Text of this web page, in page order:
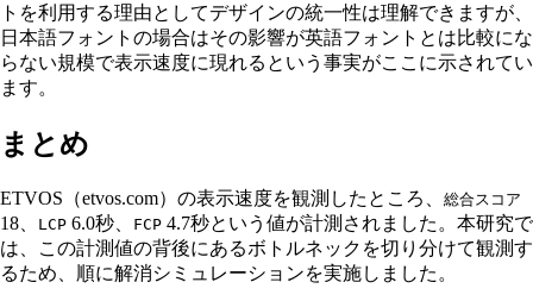
トを利用する理由としてデザインの統一性は理解できますが、
日本語フォントの場合はその影響が英語フォントとは比較にな
らない規模で表示速度に現れるという事実がここに示されてい
ます。
まとめ
ETVOS（etvos.com）の表示速度を観測したところ、 総合スコア
18、 LCP 6.0秒、 FCP 4.7秒という値が計測されました。本研究で
は、この計測値の背後にあるボトルネックを切り分けて観測す
るため、順に解消シミュレーションを実施しました。